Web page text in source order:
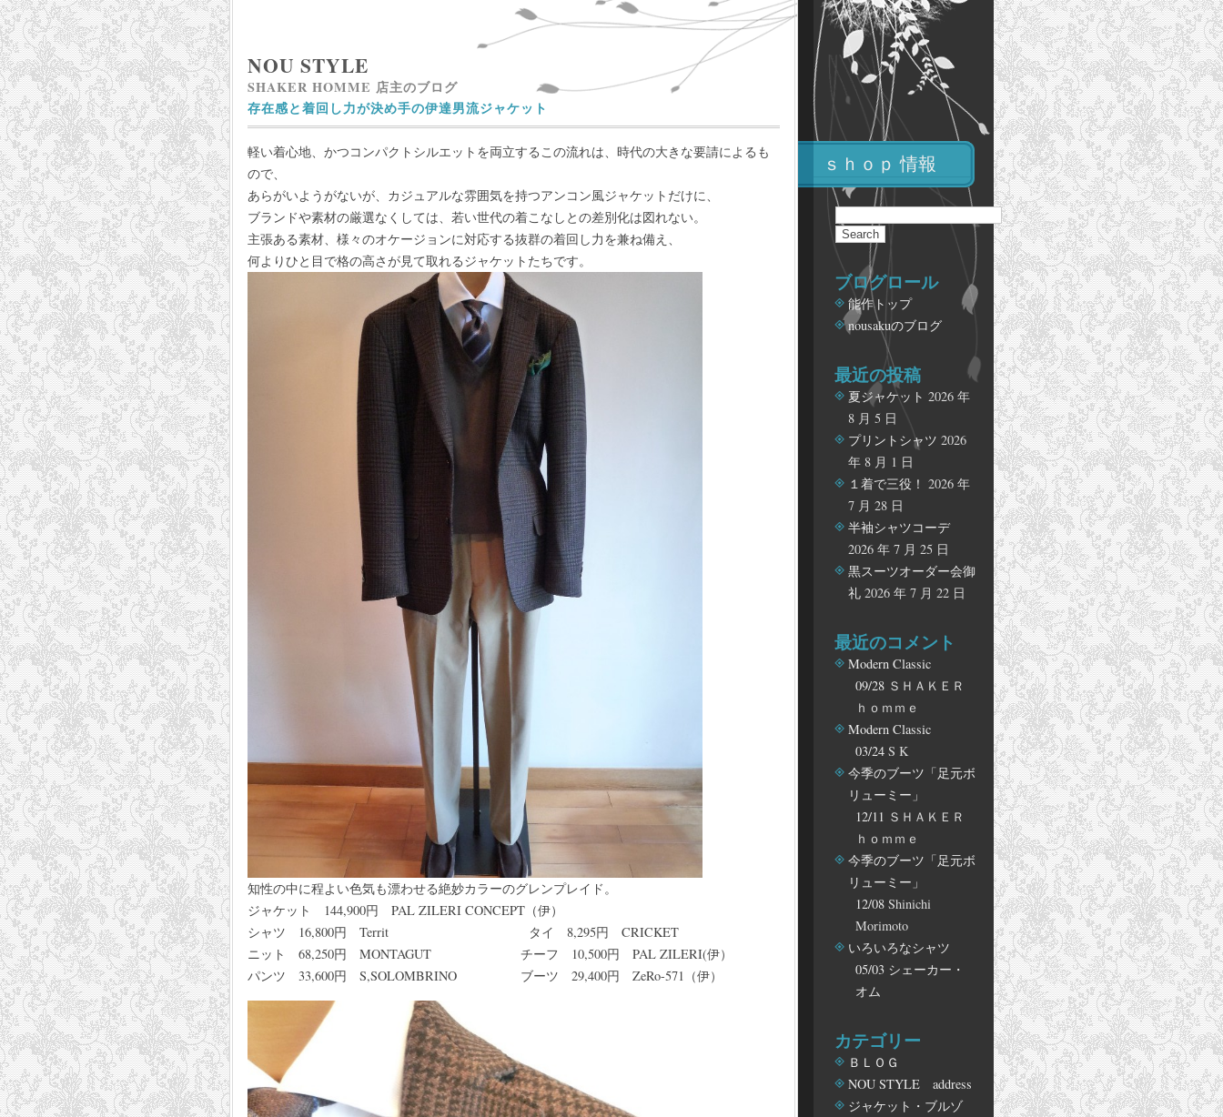
NOU STYLE
SHAKER HOMME 店主のブログ
存在感と着回し力が決め手の伊達男流ジャケット
軽い着心地、かつコンパクトシルエットを両立するこの流れは、時代の大きな要請によるも
ので、
あらがいようがないが、カジュアルな雰囲気を持つアンコン風ジャケットだけに、
ブランドや素材の厳選なくしては、若い世代の着こなしとの差別化は図れない。
主張ある素材、様々のオケージョンに対応する抜群の着回し力を兼ね備え、
何よりひと目で格の高さが見て取れるジャケットたちです。
知性の中に程よい色気も漂わせる絶妙カラーのグレンプレイド。
ジャケット 144,900円 PAL ZILERI CONCEPT（伊）
シャツ 16,800円 Territ タイ 8,295円 CRICKET
ニット 68,250円 MONTAGUT チーフ 10,500円 PAL ZILERI(伊）
パンツ 33,600円 S,SOLOMBRINO ブーツ 29,400円 ZeRo-571（伊）
ｓｈｏｐ 情報
ブログロール
能作トップ
nousakuのブログ
最近の投稿
夏ジャケット 2026 年
8 月 5 日
プリントシャツ 2026
年 8 月 1 日
１着で三役！ 2026 年
7 月 28 日
半袖シャツコーデ
2026 年 7 月 25 日
黒スーツオーダー会御
礼 2026 年 7 月 22 日
最近のコメント
Modern Classic
09/28 ＳＨＡＫＥＲ
ｈｏｍｍｅ
Modern Classic
03/24 S K
今季のブーツ「足元ボ
リューミー」
12/11 ＳＨＡＫＥＲ
ｈｏｍｍｅ
今季のブーツ「足元ボ
リューミー」
12/08 Shinichi
Morimoto
いろいろなシャツ
05/03 シェーカー・
オム
カテゴリー
ＢＬＯＧ
NOU STYLE address
ジャケット・ブルゾ